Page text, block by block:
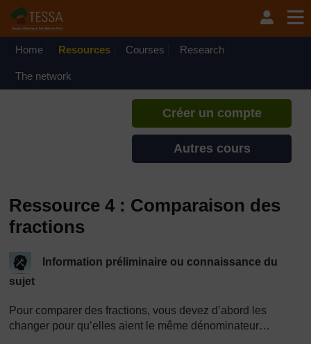
Home Resources Courses Research
The network
Si vous créez un compte, vous
pouvez établir un profil
Créer un compte
Autres cours
Ressource 4 : Comparaison des
fractions
Information préliminaire ou connaissance du
sujet
Pour comparer des fractions, vous devez d’abord les
changer pour qu’elles aient le même dénominateur…